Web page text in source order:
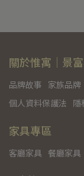
關於惟寓｜景
品牌故事 家族品牌
個人資料保護法 隱
家具專區
客廳家具 餐廳家具